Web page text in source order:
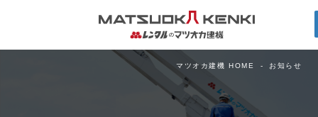
マツオカ建機 HOME お知らせ